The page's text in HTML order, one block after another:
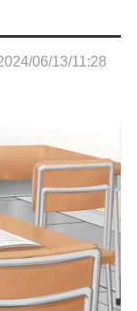
06/13/11:28